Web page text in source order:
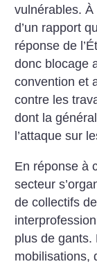
vulnérables.
d’un rapport
réponse de
donc blocage
convention et
contre les
dont la
l’attaque sur
En réponse à
secteur
de collectifs
plus de gants.
mobilisations,